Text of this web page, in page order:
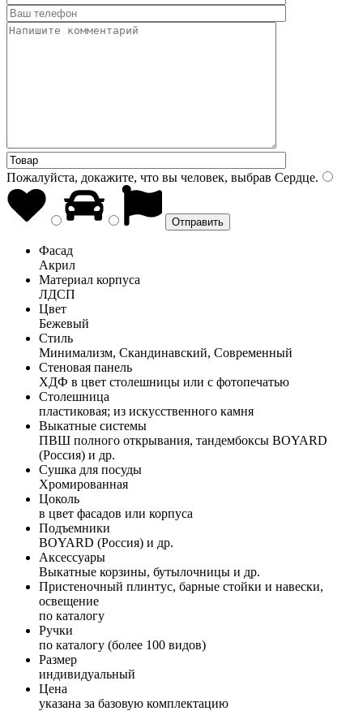
Пожалуйста, докажите, что вы человек, выбрав Сердце.
Фасад
Акрил
Материал корпуса
ЛДСП
Цвет
Бежевый
Стиль
Минимализм, Скандинавский, Современный
Стеновая панель
ХДФ в цвет столешницы или с фотопечатью
Столешница
пластиковая; из искусственного камня
Выкатные системы
ПВШ полного открывания, тандембоксы BOYARD
(Россия) и др.
Сушка для посуды
Хромированная
Цоколь
в цвет фасадов или корпуса
Подъемники
BOYARD (Россия) и др.
Аксессуары
Выкатные корзины, бутылочницы и др.
Пристеночный плинтус, барные стойки и навески,
освещение
по каталогу
Ручки
по каталогу (более 100 видов)
Размер
индивидуальный
Цена
указана за базовую комплектацию